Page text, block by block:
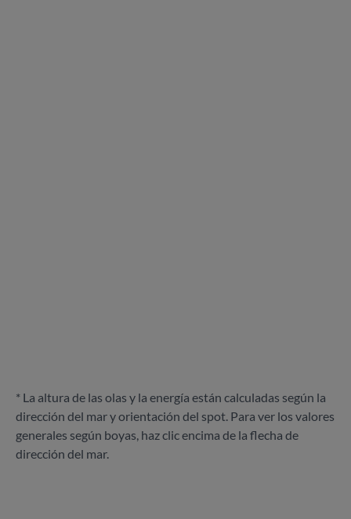
* La altura de las olas y la energía están calculadas según la
dirección del mar y orientación del spot. Para ver los valores
generales según boyas, haz clic encima de la flecha de
dirección del mar.